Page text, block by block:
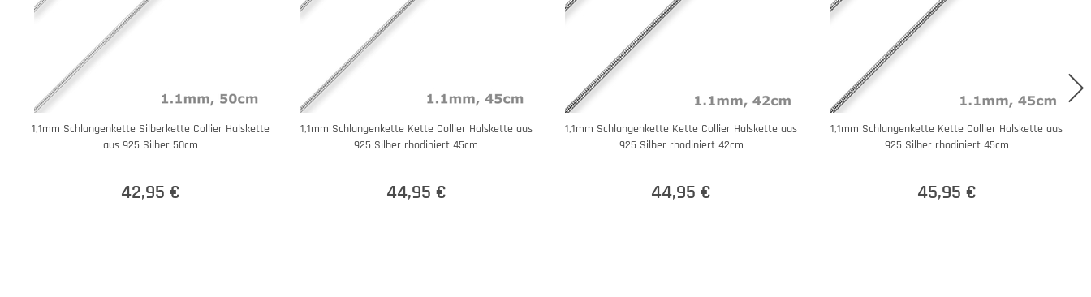
1,1mm Schlangenkette Silberkette Collier Halskette
aus 925 Silber 50cm
42,95 €
1,1mm Schlangenkette Kette Collier Halskette aus
925 Silber rhodiniert 45cm
44,95 €
1,1mm Schlangenkette Kette Collier Halskette aus
925 Silber rhodiniert 42cm
44,95 €
1,1mm Schlangenkette Kette Collier Halskette aus
925 Silber rhodiniert 45cm
45,95 €